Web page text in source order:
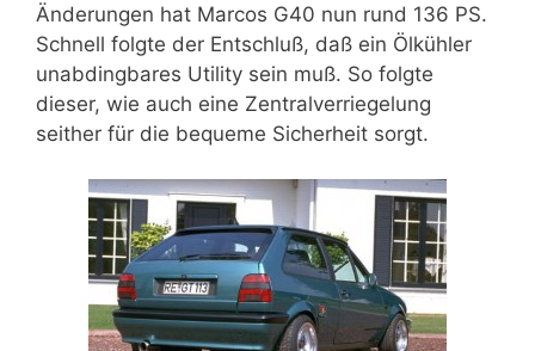
Änderungen hat Marcos G40 nun rund 136 PS.
Schnell folgte der Entschluß, daß ein Ölkühler
unabdingbares Utility sein muß. So folgte
dieser, wie auch eine Zentralverriegelung
seither für die bequeme Sicherheit sorgt.